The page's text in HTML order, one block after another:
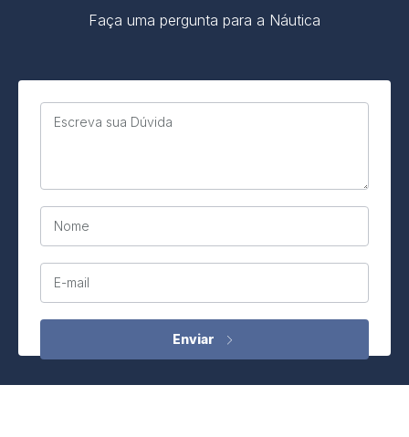
Faça uma pergunta para a Náutica
Escreva sua Dúvida
Nome
E-mail